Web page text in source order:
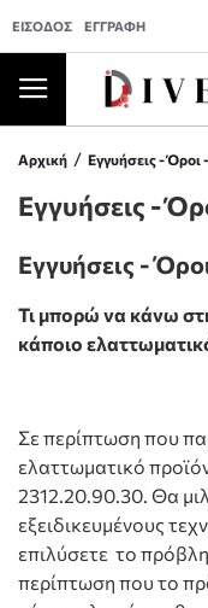
ΕΊΣΟΔΟΣ ΕΓΓΡΑΦΉ
Αρχική Εγγυήσεις -
Εγγυήσεις -
Εγγυήσεις -
Τι μπορώ να κάνω
κάποιο
Σε περίπτωση που
ελαττωματικό
2312.20.90.30. Θα
εξειδικευμένους
επιλύσετε το
περίπτωση που το